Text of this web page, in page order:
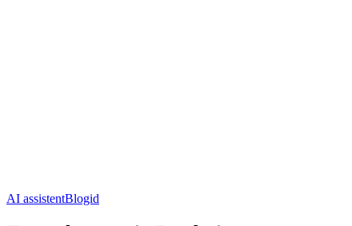
AI assistentBlogid